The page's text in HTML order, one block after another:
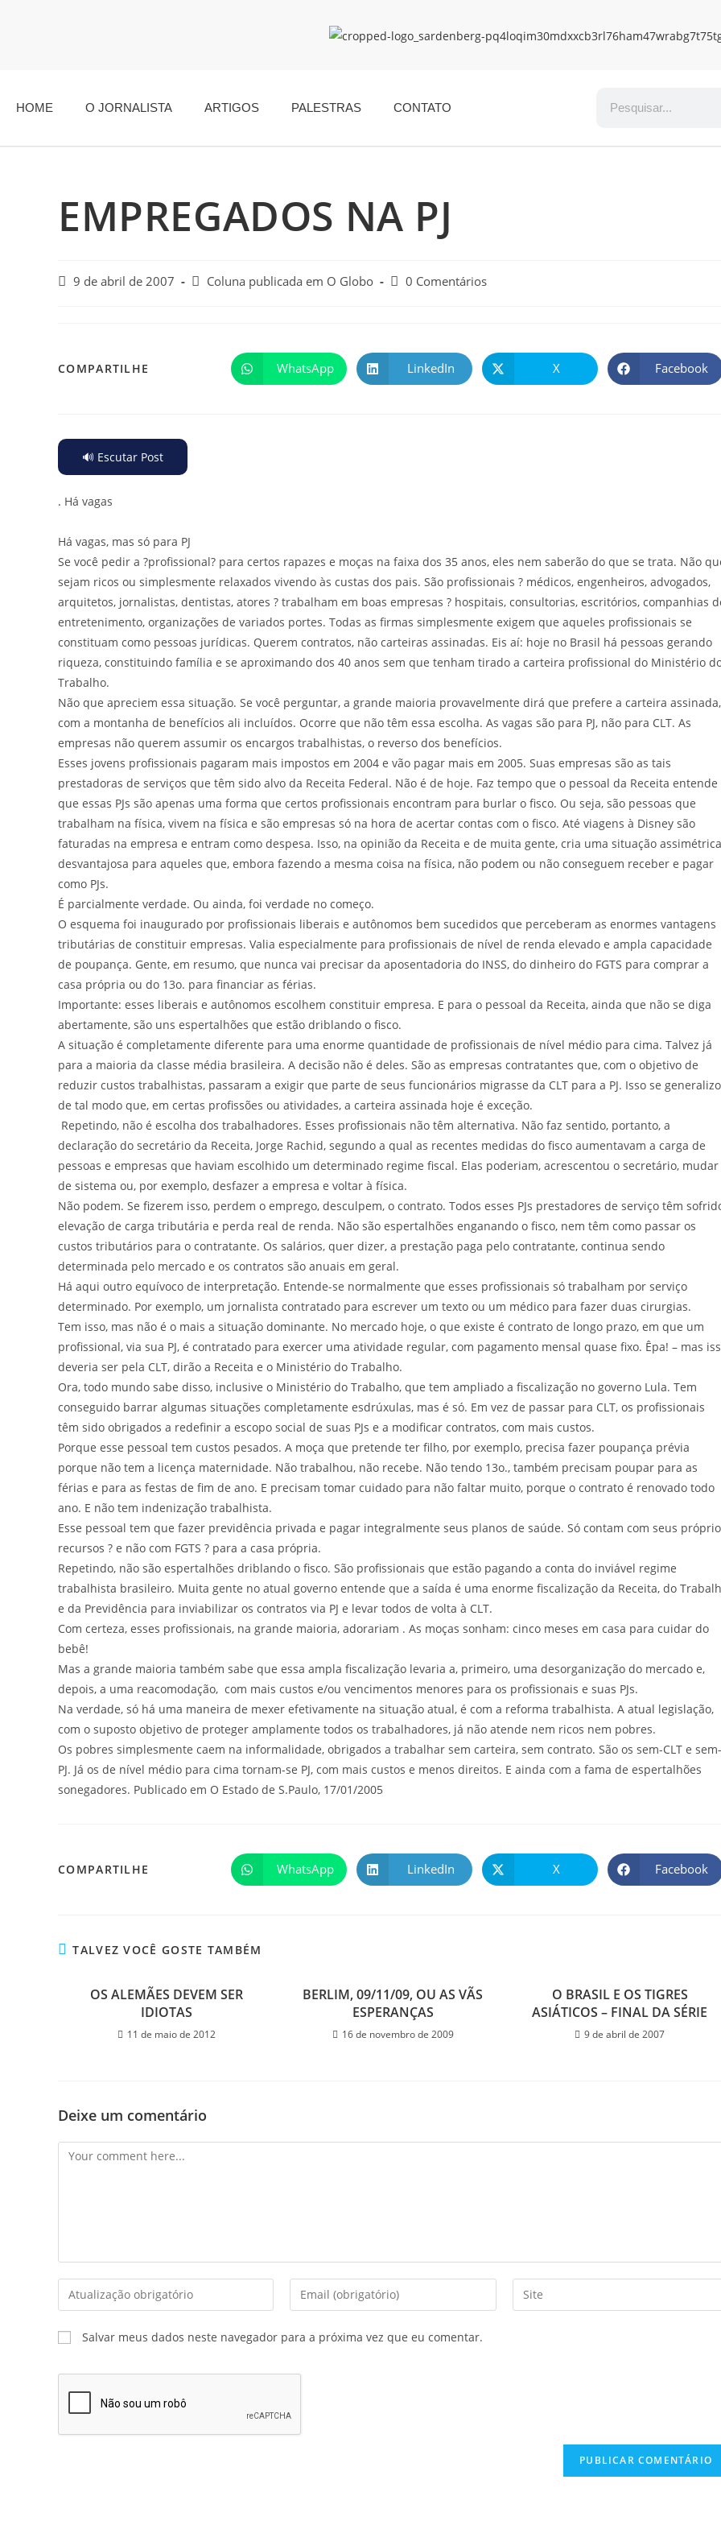
HOME O JORNALISTA ARTIGOS PALESTRAS CONTATO
EMPREGADOS NA PJ
9 de abril de 2007 Coluna publicada em O Globo 0 Comentários
COMPARTILHE WhatsApp LinkedIn X Facebook
🔊 Escutar Post
. Há vagas
Há vagas, mas só para PJ
Se você pedir a ?profissional? para certos rapazes e moças na faixa dos 35 anos, eles nem saberão do que se trata. Não
sejam ricos ou simplesmente relaxados vivendo às custas dos pais. São profissionais ? médicos, engenheiros, advogados,
arquitetos, jornalistas, dentistas, atores ? trabalham em boas empresas ? hospitais, consultorias, escritórios, companhias
entretenimento, organizações de variados portes. Todas as firmas simplesmente exigem que aqueles profissionais se
constituam como pessoas jurídicas. Querem contratos, não carteiras assinadas. Eis aí: hoje no Brasil há pessoas gerando
riqueza, constituindo família e se aproximando dos 40 anos sem que tenham tirado a carteira profissional do Ministério
Trabalho.
Não que apreciem essa situação. Se você perguntar, a grande maioria provavelmente dirá que prefere a carteira assinada,
com a montanha de benefícios ali incluídos. Ocorre que não têm essa escolha. As vagas são para PJ, não para CLT. As
empresas não querem assumir os encargos trabalhistas, o reverso dos benefícios.
Esses jovens profissionais pagaram mais impostos em 2004 e vão pagar mais em 2005. Suas empresas são as tais
prestadoras de serviços que têm sido alvo da Receita Federal. Não é de hoje. Faz tempo que o pessoal da Receita entende
que essas PJs são apenas uma forma que certos profissionais encontram para burlar o fisco. Ou seja, são pessoas que
trabalham na física, vivem na física e são empresas só na hora de acertar contas com o fisco. Até viagens à Disney são
faturadas na empresa e entram como despesa. Isso, na opinião da Receita e de muita gente, cria uma situação
desvantajosa para aqueles que, embora fazendo a mesma coisa na física, não podem ou não conseguem receber e pagar
como PJs.
É parcialmente verdade. Ou ainda, foi verdade no começo.
O esquema foi inaugurado por profissionais liberais e autônomos bem sucedidos que perceberam as enormes vantagens
tributárias de constituir empresas. Valia especialmente para profissionais de nível de renda elevado e ampla capacidade
de poupança. Gente, em resumo, que nunca vai precisar da aposentadoria do INSS, do dinheiro do FGTS para comprar a
casa própria ou do 13o. para financiar as férias.
Importante: esses liberais e autônomos escolhem constituir empresa. E para o pessoal da Receita, ainda que não se diga
abertamente, são uns espertalhões que estão driblando o fisco.
A situação é completamente diferente para uma enorme quantidade de profissionais de nível médio para cima. Talvez já
para a maioria da classe média brasileira. A decisão não é deles. São as empresas contratantes que, com o objetivo de
reduzir custos trabalhistas, passaram a exigir que parte de seus funcionários migrasse da CLT para a PJ. Isso se
de tal modo que, em certas profissões ou atividades, a carteira assinada hoje é exceção.
Repetindo, não é escolha dos trabalhadores. Esses profissionais não têm alternativa. Não faz sentido, portanto, a
declaração do secretário da Receita, Jorge Rachid, segundo a qual as recentes medidas do fisco aumentavam a carga de
pessoas e empresas que haviam escolhido um determinado regime fiscal. Elas poderiam, acrescentou o secretário, mudar
de sistema ou, por exemplo, desfazer a empresa e voltar à física.
Não podem. Se fizerem isso, perdem o emprego, desculpem, o contrato. Todos esses PJs prestadores de serviço têm
elevação de carga tributária e perda real de renda. Não são espertalhões enganando o fisco, nem têm como passar os
custos tributários para o contratante. Os salários, quer dizer, a prestação paga pelo contratante, continua sendo
determinada pelo mercado e os contratos são anuais em geral.
Há aqui outro equívoco de interpretação. Entende-se normalmente que esses profissionais só trabalham por serviço
determinado. Por exemplo, um jornalista contratado para escrever um texto ou um médico para fazer duas cirurgias.
Tem isso, mas não é o mais a situação dominante. No mercado hoje, o que existe é contrato de longo prazo, em que um
profissional, via sua PJ, é contratado para exercer uma atividade regular, com pagamento mensal quase fixo. Êpa! – mas
deveria ser pela CLT, dirão a Receita e o Ministério do Trabalho.
Ora, todo mundo sabe disso, inclusive o Ministério do Trabalho, que tem ampliado a fiscalização no governo Lula. Tem
conseguido barrar algumas situações completamente esdrúxulas, mas é só. Em vez de passar para CLT, os profissionais
têm sido obrigados a redefinir a escopo social de suas PJs e a modificar contratos, com mais custos.
Porque esse pessoal tem custos pesados. A moça que pretende ter filho, por exemplo, precisa fazer poupança prévia
porque não tem a licença maternidade. Não trabalhou, não recebe. Não tendo 13o., também precisam poupar para as
férias e para as festas de fim de ano. E precisam tomar cuidado para não faltar muito, porque o contrato é renovado todo
ano. E não tem indenização trabalhista.
Esse pessoal tem que fazer previdência privada e pagar integralmente seus planos de saúde. Só contam com seus
recursos ? e não com FGTS ? para a casa própria.
Repetindo, não são espertalhões driblando o fisco. São profissionais que estão pagando a conta do inviável regime
trabalhista brasileiro. Muita gente no atual governo entende que a saída é uma enorme fiscalização da Receita, do
e da Previdência para inviabilizar os contratos via PJ e levar todos de volta à CLT.
Com certeza, esses profissionais, na grande maioria, adorariam . As moças sonham: cinco meses em casa para cuidar do
bebê!
Mas a grande maioria também sabe que essa ampla fiscalização levaria a, primeiro, uma desorganização do mercado e,
depois, a uma reacomodação, com mais custos e/ou vencimentos menores para os profissionais e suas PJs.
Na verdade, só há uma maneira de mexer efetivamente na situação atual, é com a reforma trabalhista. A atual legislação,
com o suposto objetivo de proteger amplamente todos os trabalhadores, já não atende nem ricos nem pobres.
Os pobres simplesmente caem na informalidade, obrigados a trabalhar sem carteira, sem contrato. São os sem-CLT e sem-
PJ. Já os de nível médio para cima tornam-se PJ, com mais custos e menos direitos. E ainda com a fama de espertalhões
sonegadores. Publicado em O Estado de S.Paulo, 17/01/2005
COMPARTILHE WhatsApp LinkedIn X Facebook
TALVEZ VOCÊ GOSTE TAMBÉM
OS ALEMÃES DEVEM SER
IDIOTAS
11 de maio de 2012
BERLIM, 09/11/09, OU AS VÃS
ESPERANÇAS
16 de novembro de 2009
O BRASIL E OS TIGRES
ASIÁTICOS – FINAL DA SÉRIE
9 de abril de 2007
Deixe um comentário
Salvar meus dados neste navegador para a próxima vez que eu comentar.